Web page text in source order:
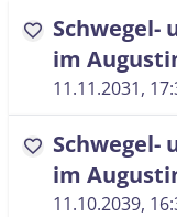
favorite Schwegel-
im
11.11.2031,
favorite Schwegel-
im
11.10.2039,